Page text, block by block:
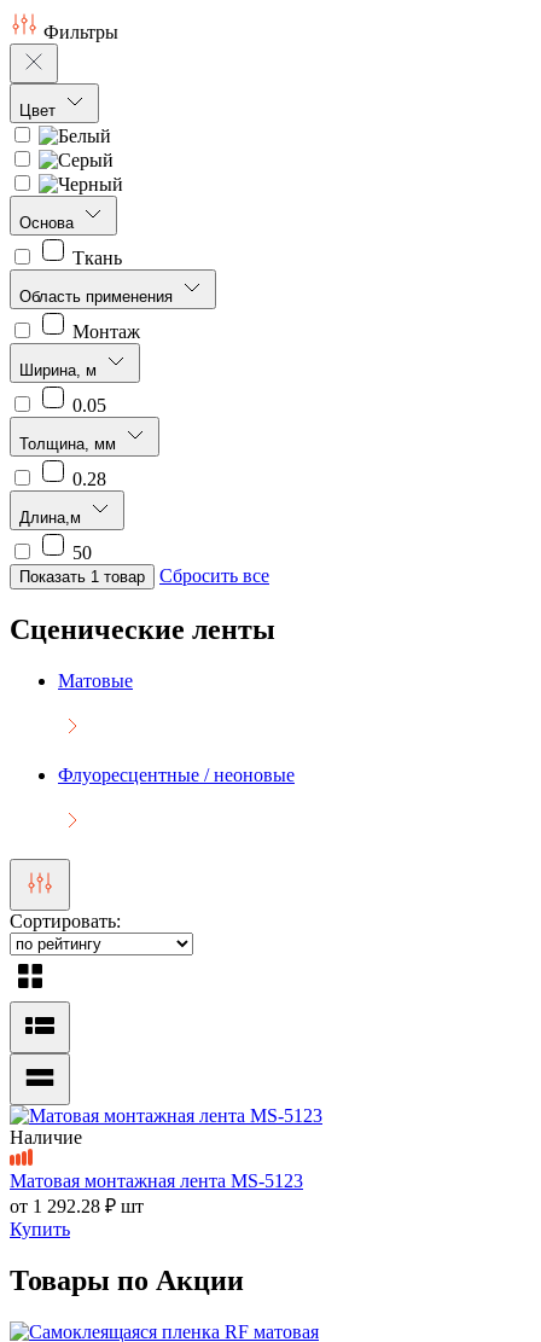
Фильтры
Цвет
Основа
Ткань
Область применения
Монтаж
Ширина, м
0.05
Толщина, мм
0.28
Длина,м
50
Показать 1 товар Сбросить все
Сценические ленты
Матовые
Флуоресцентные / неоновые
Сортировать:
Наличие
Матовая монтажная лента MS-5123
от 1 292.28 ₽ шт
Купить
Товары по Акции